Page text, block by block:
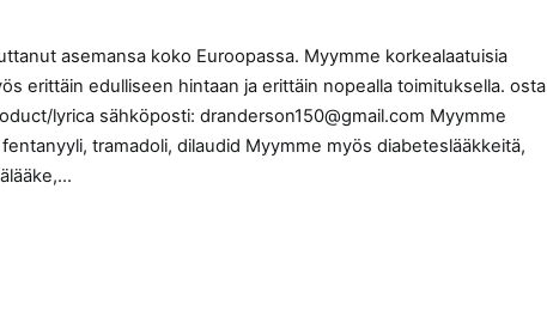
asemansa koko Euroopassa. Myymme korkealaatuisia
erittäin edulliseen hintaan ja erittäin nopealla toimituksella. osta
lyrica sähköposti: dranderson150@gmail.com Myymme
tramadoli, dilaudid Myymme myös diabeteslääkkeitä,